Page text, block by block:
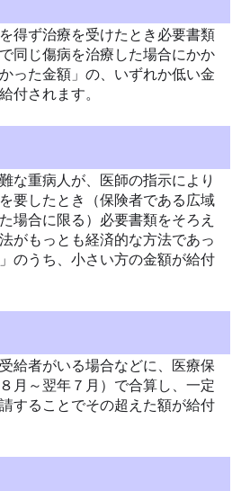
得ず治療を受けたとき必要書類
同じ傷病を治療した場合にかか
った金額」の、いずれか低い金
付されます。
な重病人が、医師の指示により
要したとき（保険者である広域
場合に限る）必要書類をそろえ
がもっとも経済的な方法であっ
のうち、小さい方の金額が給付
給者がいる場合などに、医療保
月～翌年７月）で合算し、一定
することでその超えた額が給付